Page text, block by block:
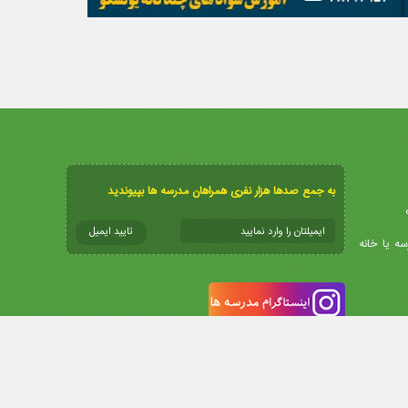
یا خانه
به جمع صدها هزار نفری همراهان مدرسه ها بپیوندید